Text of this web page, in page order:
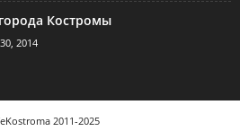
Костромы
2014
2011-2025